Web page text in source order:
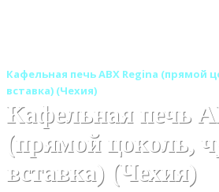
Кафельная печь ABX Regina (прямой
вставка) (Чехия)
Кафельная печь
(прямой цоколь,
вставка) (Чехия)